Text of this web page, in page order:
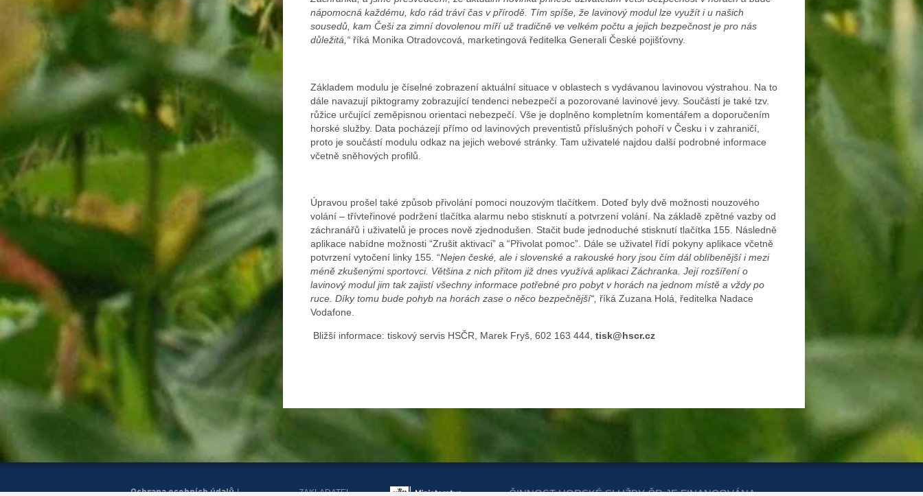
nápomocná každému, kdo rád tráví čas v přírodě. Tím spíše, že lavinový modul lze využít i u našich
sousedů, kam Češi za zimní dovolenou míří už tradičně ve velkém počtu a jejich bezpečnost je pro nás
důležitá,“ říká Monika Otradovcová, marketingová ředitelka Generali České pojišťovny.
Základem modulu je číselné zobrazení aktuální situace v oblastech s vydávanou lavinovou výstrahou. Na to
dále navazují piktogramy zobrazující tendenci nebezpečí a pozorované lavinové jevy. Součástí je také tzv.
růžice určující zeměpisnou orientaci nebezpečí. Vše je doplněno kompletním komentářem a doporučením
horské služby. Data pocházejí přímo od lavinových preventistů příslušných pohoří v Česku i v zahraničí,
proto je součástí modulu odkaz na jejich webové stránky. Tam uživatelé najdou další podrobné informace
včetně sněhových profilů.
Úpravou prošel také způsob přivolání pomoci nouzovým tlačítkem. Doteď byly dvě možnosti nouzového
volání – třívteřinové podržení tlačítka alarmu nebo stisknutí a potvrzení volání. Na základě zpětné vazby od
záchranářů i uživatelů je proces nově zjednodušen. Stačit bude jednoduché stisknutí tlačítka 155. Následně
aplikace nabídne možnosti “Zrušit aktivaci” a “Přivolat pomoc”. Dále se uživatel řídí pokyny aplikace včetně
potvrzení vytočení linky 155. “Nejen české, ale i slovenské a rakouské hory jsou čím dál oblíbenější i mezi
méně zkušenými sportovci. Většina z nich přitom již dnes využívá aplikaci Záchranka. Její rozšíření o
lavinový modul jim tak zajistí všechny informace potřebné pro pobyt v horách na jednom místě a vždy po
ruce. Díky tomu bude pohyb na horách zase o něco bezpečnější“, říká Zuzana Holá, ředitelka Nadace
Vodafone.
Bližší informace: tiskový servis HSČR, Marek Fryš, 602 163 444, tisk@hscr.cz
Ochrana osobních údajů| ZAKLADATEL ČINNOST HORSKÉ SLUŽBY ČR JE FINANCOVÁNA